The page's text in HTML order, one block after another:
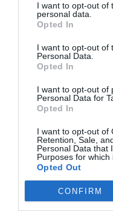
I want to opt-out of
personal data.
Opted In
I want to opt-out of
Personal Data.
Opted In
I want to opt-out of
Personal Data for
Opted In
I want to opt-out of
Retention, Sale,
Personal Data that
Purposes for which
Opted Out
CONFIRM
δεκτή από την
παρκερικά, με τον
περιοχές όπως τον